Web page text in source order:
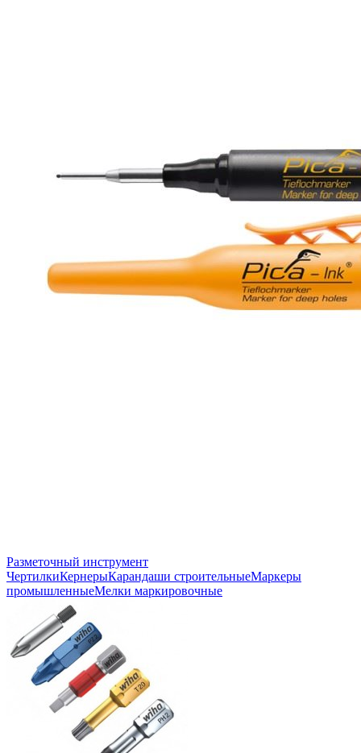
Разметочный инструмент
ЧертилкиКернерыКарандаши строительныеМаркеры
промышленныеМелки маркировочные